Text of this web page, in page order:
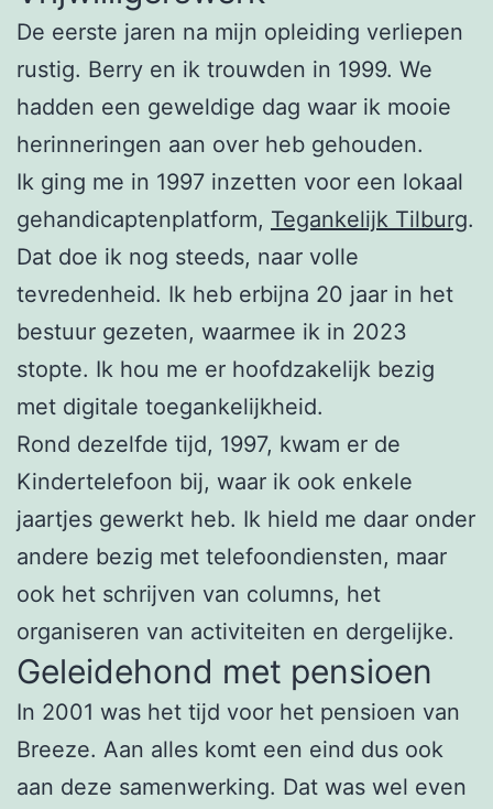
De eerste jaren na mijn opleiding verliepen
rustig. Berry en ik trouwden in 1999. We
hadden een geweldige dag waar ik mooie
herinneringen aan over heb gehouden.
Ik ging me in 1997 inzetten voor een lokaal
gehandicaptenplatform, Tegankelijk Tilburg.
Dat doe ik nog steeds, naar volle
tevredenheid. Ik heb erbijna 20 jaar in het
bestuur gezeten, waarmee ik in 2023
stopte. Ik hou me er hoofdzakelijk bezig
met digitale toegankelijkheid.
Rond dezelfde tijd, 1997, kwam er de
Kindertelefoon bij, waar ik ook enkele
jaartjes gewerkt heb. Ik hield me daar onder
andere bezig met telefoondiensten, maar
ook het schrijven van columns, het
organiseren van activiteiten en dergelijke.
Geleidehond met pensioen
In 2001 was het tijd voor het pensioen van
Breeze. Aan alles komt een eind dus ook
aan deze samenwerking. Dat was wel even